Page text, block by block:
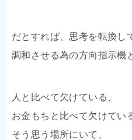
だとすれば、思考を転換し
調和させる為の方向指示機
人と比べて欠けている、
お金もちと比べて欠けてい
そう思う場所にいて、